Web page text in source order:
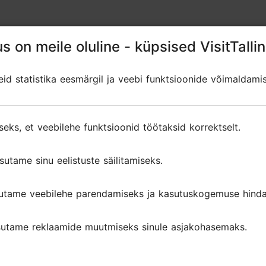
ja arvustused
on meile oluline - küpsised
statistika eesmärgil ja veebi funktsioonide
et veebilehe funktsioonid töötaksid korrektselt.
sinu eelistuste säilitamiseks.
veebilehe parendamiseks ja kasutuskogemuse
reklaamide muutmiseks sinule asjakohasemaks.
on meile oluline - küpsised
statistika eesmärgil ja veebi funktsioonide
et veebilehe funktsioonid töötaksid korrektselt.
sinu eelistuste säilitamiseks.
veebilehe parendamiseks ja kasutuskogemuse
reklaamide muutmiseks sinule asjakohasemaks.